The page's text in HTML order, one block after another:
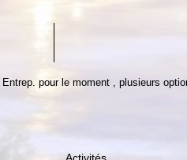
pour le moment , plusieurs